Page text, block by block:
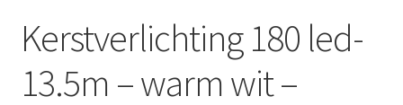
Speelgoed
Reizen
Kerstverlichting 180 led-
13.5m – warm wit –